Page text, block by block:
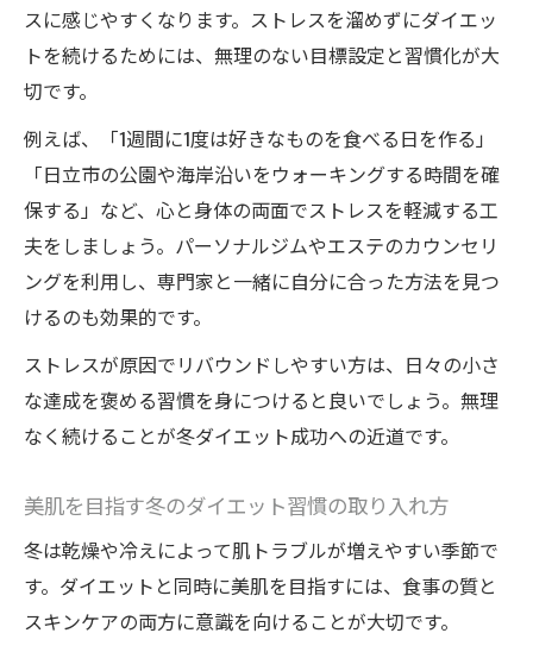
スに感じやすくなります。ストレスを溜めずにダイエッ
トを続けるためには、無理のない目標設定と習慣化が大
切です。
例えば、「1週間に1度は好きなものを食べる日を作る」
「日立市の公園や海岸沿いをウォーキングする時間を確
保する」など、心と身体の両面でストレスを軽減する工
夫をしましょう。パーソナルジムやエステのカウンセリ
ングを利用し、専門家と一緒に自分に合った方法を見つ
けるのも効果的です。
ストレスが原因でリバウンドしやすい方は、日々の小さ
な達成を褒める習慣を身につけると良いでしょう。無理
なく続けることが冬ダイエット成功への近道です。
美肌を目指す冬のダイエット習慣の取り入れ方
冬は乾燥や冷えによって肌トラブルが増えやすい季節で
す。ダイエットと同時に美肌を目指すには、食事の質と
スキンケアの両方に意識を向けることが大切です。